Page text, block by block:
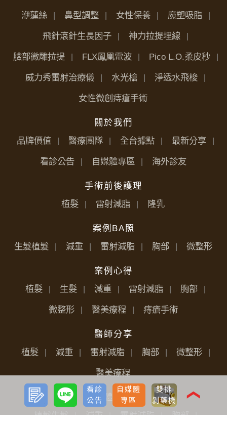
雙排
剝藥機
自媒體
專區
看診
公告
預約
諮詢
LINE
❮
洢蓮絲 鼻型調整 女性保養 魔塑吸脂
飛針滾針生長因子 神力拉提埋線
臉部微雕拉提 FLX鳳凰電波 Pico L.O.柔皮秒
威力秀雷射治療儀 水光槍 淨透水飛梭
女性微創痔瘡手術
關於我們
品牌價值
醫療團隊 全台據點 最新分享
看診公告 自媒體專區 海外診友
手術前後護理
植髮
雷射減脂 隆乳
案例BA照
生髮植髮
減重 雷射減脂 胸部 微整形
案例心得
植髮
生髮 減重 雷射減脂 胸部
微整形 醫美療程 痔瘡手術
醫師分享
植髮
減重 雷射減脂 胸部 微整形
醫美療程
媒體報導
植髮生髮
減重 雷射減脂 胸部